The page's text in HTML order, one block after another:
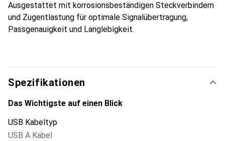
Ausgestattet mit korrosionsbeständigen Steckverbindern
und Zugentlastung für optimale Signalübertragung,
Passgenauigkeit und Langlebigkeit.
Spezifikationen
Das Wichtigste auf einen Blick
USB Kabeltyp
USB A Kabel